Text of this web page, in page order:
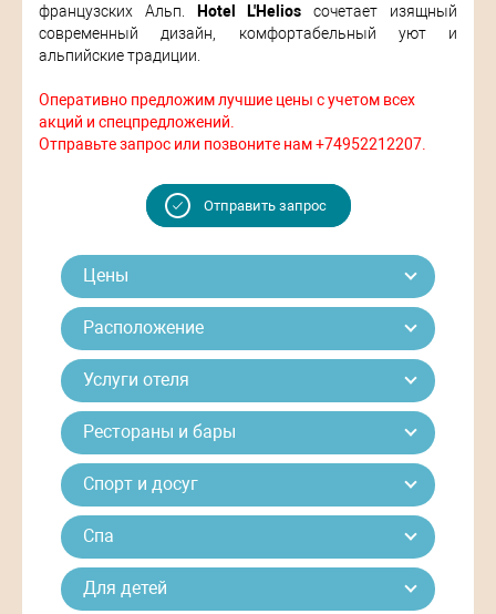
французских Альп.
Hotel L'Helios сочетает изящный
современный дизайн, комфортабельный уют и
альпийские традиции.
Оперативно предложим лучшие цены с учетом всех
акций и спецпредложений.
Отправьте запрос или позвоните нам +74952212207.
Отправить запрос
Цены
Расположение
Услуги отеля
Рестораны и бары
Спорт и досуг
Спа
Для детей